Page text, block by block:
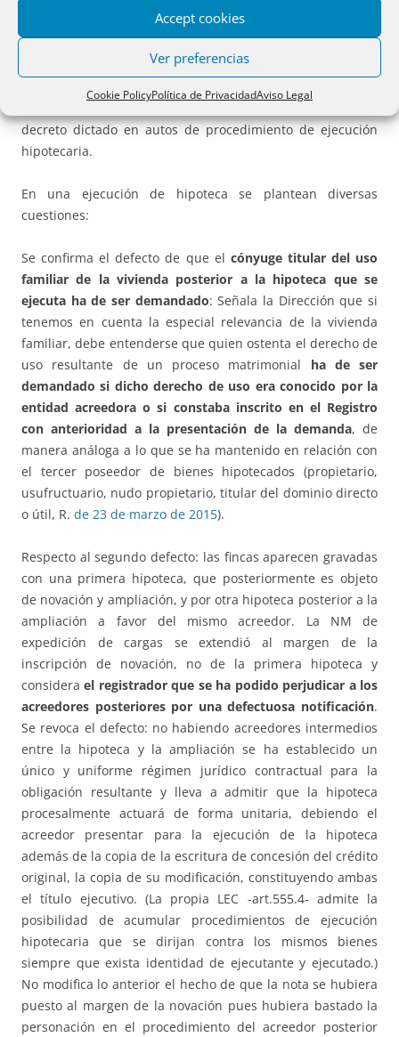
Accept cookies
Ver preferencias
Cookie PolicyPolítica de PrivacidadAviso Legal
Resolución de 8 de abril de 2015, de la
Dirección General de los Registros y del Notariado, en el
recurso interpuesto contra la nota de calificación extendida
por el registrador de la propiedad de San Cristóbal de la
decreto dictado en autos de procedimiento de ejecución
hipotecaria.
En una ejecución de hipoteca se plantean diversas
cuestiones:
Se confirma el defecto de que el cónyuge titular del uso
familiar de la vivienda posterior a la hipoteca que se
ejecuta ha de ser demandado: Señala la Dirección que si
tenemos en cuenta la especial relevancia de la vivienda
familiar, debe entenderse que quien ostenta el derecho de
uso resultante de un proceso matrimonial ha de ser
demandado si dicho derecho de uso era conocido por la
entidad acreedora o si constaba inscrito en el Registro
con anterioridad a la presentación de la demanda, de
manera análoga a lo que se ha mantenido en relación con
el tercer poseedor de bienes hipotecados (propietario,
usufructuario, nudo propietario, titular del dominio directo
o útil, R. de 23 de marzo de 2015).
Respecto al segundo defecto: las fincas aparecen gravadas
con una primera hipoteca, que posteriormente es objeto
de novación y ampliación, y por otra hipoteca posterior a la
ampliación a favor del mismo acreedor. La NM de
expedición de cargas se extendió al margen de la
inscripción de novación, no de la primera hipoteca y
considerael registrador que se ha podido perjudicar a los
acreedores posteriores por una defectuosa notificación.
Se revoca el defecto: no habiendo acreedores intermedios
entre la hipoteca y la ampliación se ha establecido un
único y uniforme régimen jurídico contractual para la
obligación resultante y lleva a admitir que la hipoteca
procesalmente actuará de forma unitaria, debiendo el
acreedor presentar para la ejecución de la hipoteca
además de la copia de la escritura de concesión del crédito
original, la copia de su modificación, constituyendo ambas
el título ejecutivo. (La propia LEC -art.555.4- admite la
posibilidad de acumular procedimientos de ejecución
hipotecaria que se dirijan contra los mismos bienes
siempre que exista identidad de ejecutante y ejecutado.)
No modifica lo anterior el hecho de que la nota se hubiera
puesto al margen de la novación pues hubiera bastado la
personación en el procedimiento del acreedor posterior